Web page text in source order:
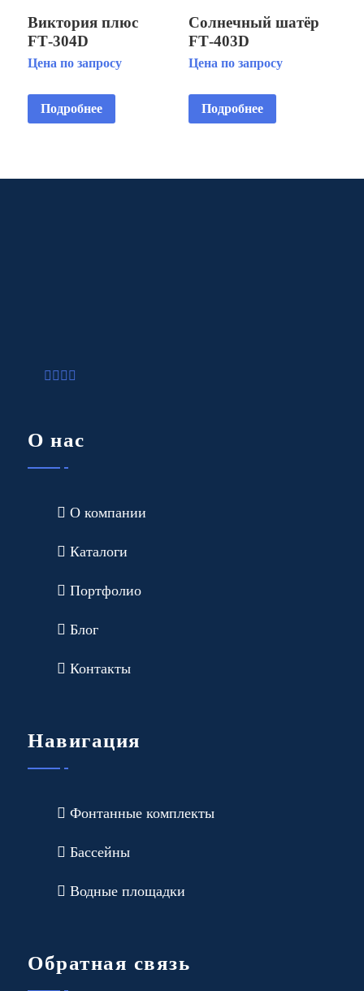
Виктория плюс
FT‑304D
Цена по запросу
Подробнее
Солнечный шатёр
FT‑403D
Цена по запросу
Подробнее
О нас
О компании
Каталоги
Портфолио
Блог
Контакты
Навигация
Фонтанные комплекты
Бассейны
Водные площадки
Обратная связь